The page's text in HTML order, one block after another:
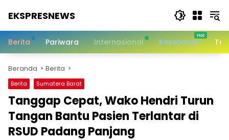
EKSPRESNEWS
Dalam
Berita Pariwara Internasional Kesehatan
Beranda Berita
Berita Sumatera Barat
Tanggap Cepat, Wako Hendri Turun
Tangan Bantu Pasien Terlantar di
RSUD Padang Panjang